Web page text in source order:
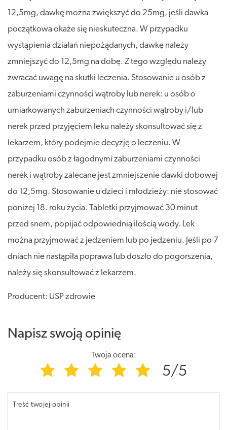
12,5mg, dawkę można zwiększyć do 25mg, jeśli dawka
początkowa okaże się nieskuteczna. W przypadku
wystąpienia działań niepożądanych, dawkę należy
zmniejszyć do 12,5mg na dobę. Z tego względu należy
zwracać uwagę na skutki leczenia. Stosowanie u osób z
zaburzeniami czynności wątroby lub nerek: u osób o
umiarkowanych zaburzeniach czynności wątroby i/lub
nerek przed przyjęciem leku należy skonsultować się z
lekarzem, który podejmie decyzję o leczeniu. W
przypadku osób z łagodnymi zaburzeniami czynności
nerek i wątroby zalecane jest zmniejszenie dawki dobowej
do 12,5mg. Stosowanie u dzieci i młodzieży: nie stosować
poniżej 18. roku życia. Tabletki przyjmować 30 minut
przed snem, popijać odpowiednią ilością wody. Lek
można przyjmować z jedzeniem lub po jedzeniu. Jeśli po 7
dniach nie nastąpiła poprawa lub doszło do pogorszenia,
należy się skonsultować z lekarzem.
Producent: USP zdrowie
Napisz swoją opinię
Twoja ocena:
5/5
Treść twojej opinii